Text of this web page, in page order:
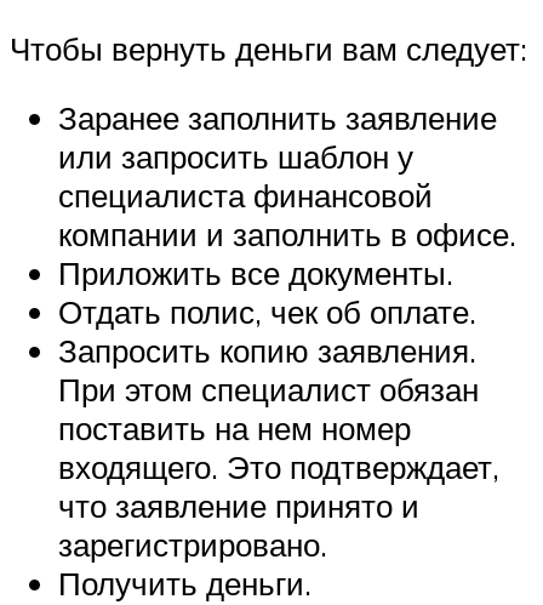
Чтобы вернуть деньги вам следует:
Заранее заполнить заявление
или запросить шаблон у
специалиста финансовой
компании и заполнить в офисе.
Приложить все документы.
Отдать полис, чек об оплате.
Запросить копию заявления.
При этом специалист обязан
поставить на нем номер
входящего. Это подтверждает,
что заявление принято и
зарегистрировано.
Получить деньги.